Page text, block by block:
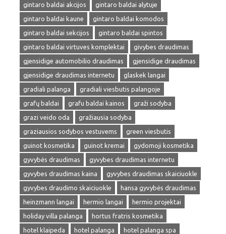
gintaro baldai akcijos
gintaro baldai alytuje
gintaro baldai kaune
gintaro baldai komodos
gintaro baldai sekcijos
gintaro baldai spintos
gintaro baldai virtuves komplektai
givybes draudimas
gjensidige automobilio draudimas
gjensidige draudimas
gjensidige draudimas internetu
glaskek langai
gradiali palanga
gradiali viesbutis palangoje
grafų baldai
grafu baldai kainos
graži sodyba
grazi veido oda
gražiausia sodyba
graziausios sodybos vestuvems
green viesbutis
guinot kosmetika
guinot kremai
gydomoji kosmetika
gyvybės draudimas
gyvybes draudimas internetu
gyvybes draudimas kaina
gyvybes draudimas skaiciuokle
gyvybes draudimo skaiciuokle
hansa gyvybės draudimas
heinzmann langai
hermio langai
hermio projektai
holiday villa palanga
hortus fratris kosmetika
hotel klaipeda
hotel palanga
hotel palanga spa